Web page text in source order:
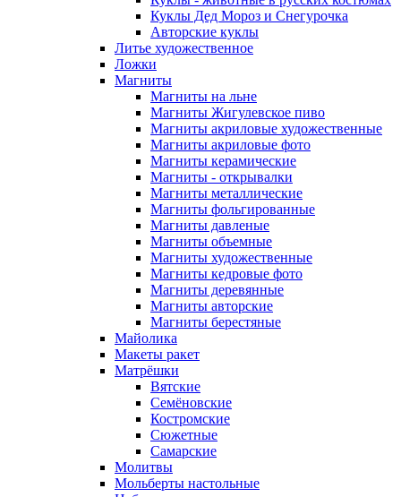
Куклы Дед Мороз и Снегурочка
Авторские куклы
Литье художественное
Ложки
Магниты
Магниты на льне
Магниты Жигулевское пиво
Магниты акриловые художественные
Магниты акриловые фото
Магниты керамические
Магниты - открывалки
Магниты металлические
Магниты фольгированные
Магниты давленые
Магниты объемные
Магниты художественные
Магниты кедровые фото
Магниты деревянные
Магниты авторские
Магниты берестяные
Майолика
Макеты ракет
Матрёшки
Вятские
Семёновские
Костромские
Сюжетные
Самарские
Молитвы
Мольберты настольные